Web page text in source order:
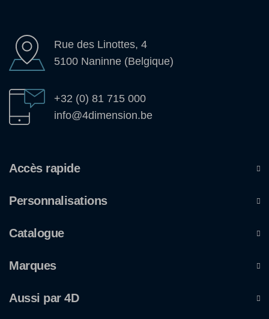
Rue des Linottes, 4
5100 Naninne (Belgique)
+32 (0) 81 715 000
info@4dimension.be
Accès rapide
Personnalisations
Catalogue
Marques
Aussi par 4D